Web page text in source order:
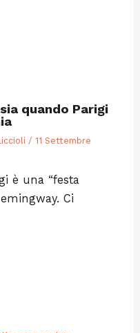
quando Parigi
/ 11 Settembre
è una “festa
Ci